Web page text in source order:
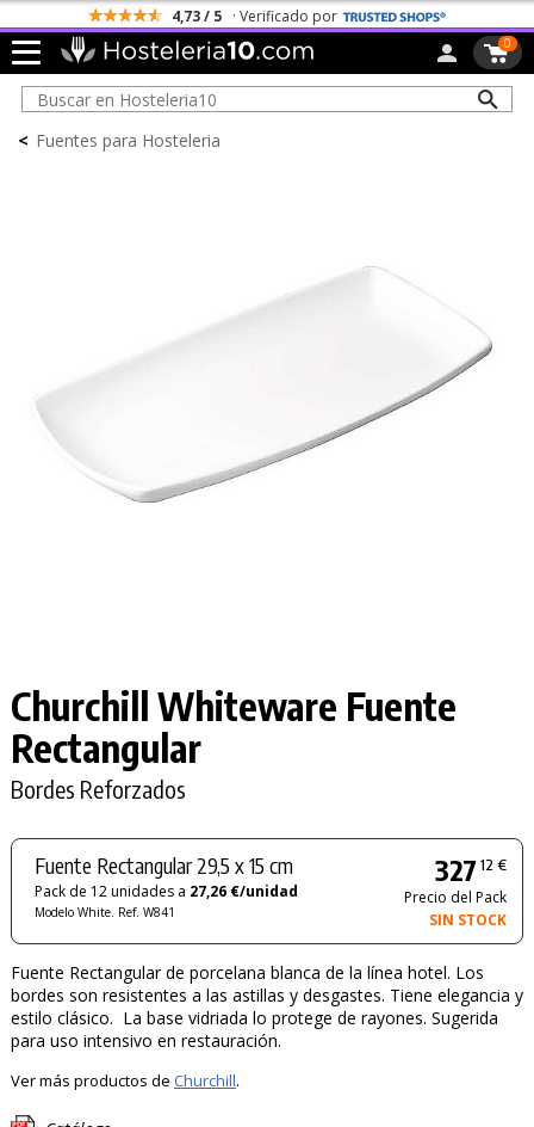
4,73 / 5 · Verificado por
0
< Fuentes para Hosteleria
Churchill Whiteware Fuente
Rectangular
Bordes Reforzados
Fuente Rectangular 29,5 x 15 cm
Pack de 12 unidades a 27,26 €/unidad
Modelo White. Ref. W841
327 12 €
Precio del Pack
SIN STOCK
Fuente Rectangular de porcelana blanca de la línea hotel. Los
bordes son resistentes a las astillas y desgastes. Tiene elegancia y
estilo clásico. La base vidriada lo protege de rayones. Sugerida
para uso intensivo en restauración.
Ver más productos de Churchill.